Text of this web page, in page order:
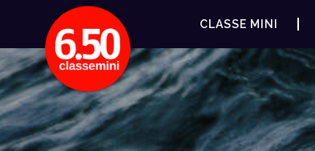
CLASSE MINI